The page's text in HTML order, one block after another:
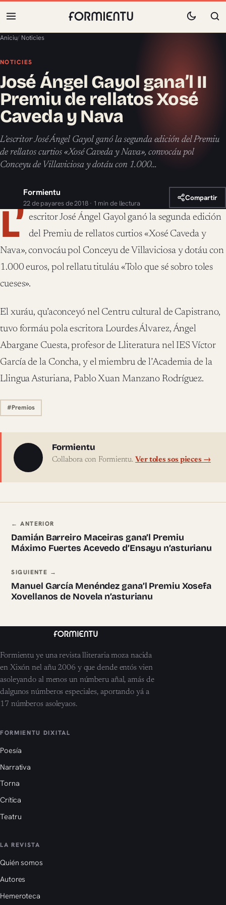
Aniciu/ Noticies
NOTICIES
José Ángel Gayol gana’l II
Premiu de rellatos Xosé
Caveda y Nava
L’escritor José Ángel Gayol ganó la segunda edición del Premiu
de rellatos curtios «Xosé Caveda y Nava», convocáu pol
Conceyu de Villaviciosa y dotáu con 1.000…
Formientu
22 de payares de 2018 · 1 min de llectura
Compartir
L’ escritor José Ángel Gayol ganó la segunda edición
del Premiu de rellatos curtios «Xosé Caveda y
Nava», convocáu pol Conceyu de Villaviciosa y dotáu con
1.000 euros, pol rellatu tituláu «Tolo que sé sobro toles
cueses».
El xuráu, qu’aconceyó nel Centru cultural de Capistrano,
tuvo formáu pola escritora Lourdes Álvarez, Ángel
Abargane Cuesta, profesor de Lliteratura nel IES Víctor
García de la Concha, y el miembru de l’Academia de la
Llingua Asturiana, Pablo Xuan Manzano Rodríguez.
#Premios
Sobre l'autor
Formientu
Collabora con Formientu. Ver toles sos pieces →
Navegación ente pieces
← ANTERIOR
Damián Barreiro Maceiras gana’l Premiu
Máximo Fuertes Acevedo d’Ensayu n’asturianu
SIGUIENTE →
Manuel García Menéndez gana’l Premiu Xosefa
Xovellanos de Novela n’asturianu
Formientu ye una revista lliteraria moza nacida
en Xixón nel añu 2006 y que dende entós vien
asoleyando al menos un númberu añal, amás de
dalgunos númberos especiales, aportando yá a
17 númberos asoleyaos.
FORMIENTU DIXITAL
Poesía
Narrativa
Torna
Crítica
Teatru
LA REVISTA
Quién somos
Autores
Hemeroteca